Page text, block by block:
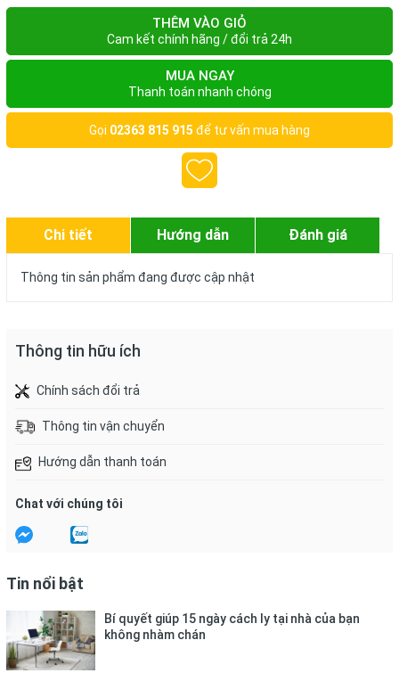
THÊM VÀO GIỎ
Cam kết chính hãng / đổi trả 24h
MUA NGAY
Thanh toán nhanh chóng
Gọi 02363 815 915 để tư vấn mua hàng
Chi tiết Hướng dẫn Đánh giá
Thông tin sản phẩm đang được cập nhật
Thông tin hữu ích
Chính sách đổi trả
Thông tin vận chuyển
Hướng dẫn thanh toán
Chat với chúng tôi
Tin nổi bật
Bí quyết giúp 15 ngày cách ly tại nhà của bạn
không nhàm chán